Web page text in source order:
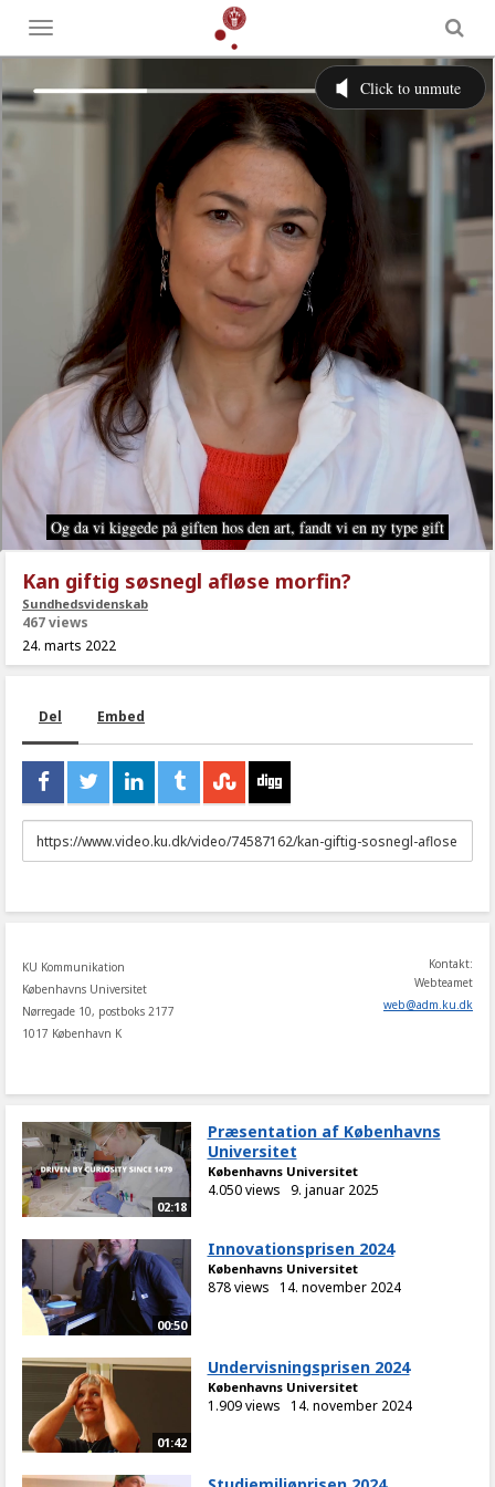
Toggle
menu
Kan giftig søsnegl afløse morfin?
Sundhedsvidenskab
467 views
24. marts 2022
Del Embed
URL
to
KU Kommunikation
Københavns Universitet
Nørregade 10, postboks 2177
1017 København K
Kontakt:
Webteamet
web@adm.ku.dk
02:18
Præsentation af Københavns
Universitet
Københavns Universitet
4.050 views 9. januar 2025
00:50
Innovationsprisen 2024
Københavns Universitet
878 views 14. november 2024
01:42
Undervisningsprisen 2024
Københavns Universitet
1.909 views 14. november 2024